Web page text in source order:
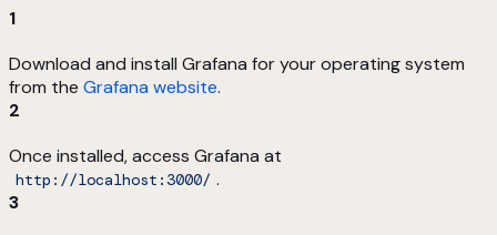
1
Download and install Grafana for your operating system
from the Grafana website.
2
Once installed, access Grafana at
http://localhost:3000/ .
3